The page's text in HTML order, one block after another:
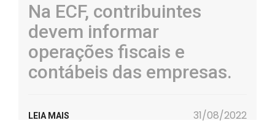
Na ECF, contribuintes
devem informar
operações fiscais e
contábeis das empresas.
LEIA MAIS 31/08/2022